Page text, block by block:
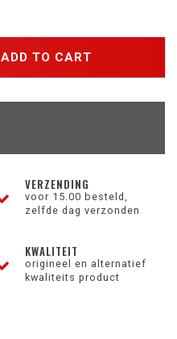
ADD TO CART
VERZENDING
voor 15.00 besteld,
zelfde dag verzonden
KWALITEIT
origineel en alternatief
kwaliteits product